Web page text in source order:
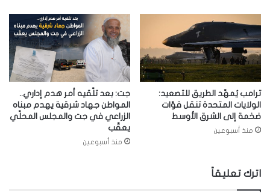
ترامب يُمهّد الطريق للتصعيد:
الولايات المتحدة تنقل قوّات
ضخمة إلى الشرق الأوسط
منذ أسبوعين
جت: بعد تلّقيه أمر هدم إداري..
المواطن جهاد شرقية يهدم مبناه
الزراعي في جت والمجلس المحلّي
يعقّب
منذ أسبوعين
اترك تعليقاً